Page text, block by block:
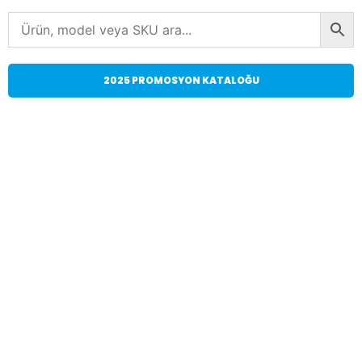
2025 PROMOSYON KATALOĞU